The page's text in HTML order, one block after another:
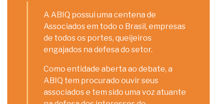
A ABIQ possui uma centena de
Associados em todo o Brasil, empresas
de todos os portes, queijeiros
engajados na defesa do setor.
Como entidade aberta ao debate, a
ABIQ tem procurado ouvir seus
associados e tem sido uma voz atuante